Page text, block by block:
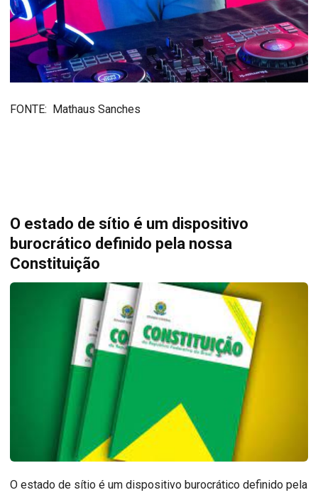
FONTE: Mathaus Sanches
O estado de sítio é um dispositivo
burocrático definido pela nossa
Constituição
O estado de sítio é um dispositivo burocrático definido pela